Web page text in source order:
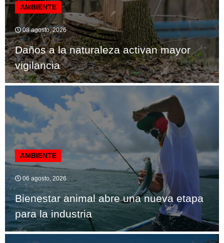
AMBIENTE
08 agosto, 2026
Daños a la naturaleza activan mayor
vigilancia
AMBIENTE
06 agosto, 2026
Bienestar animal abre una nueva etapa
para la industria